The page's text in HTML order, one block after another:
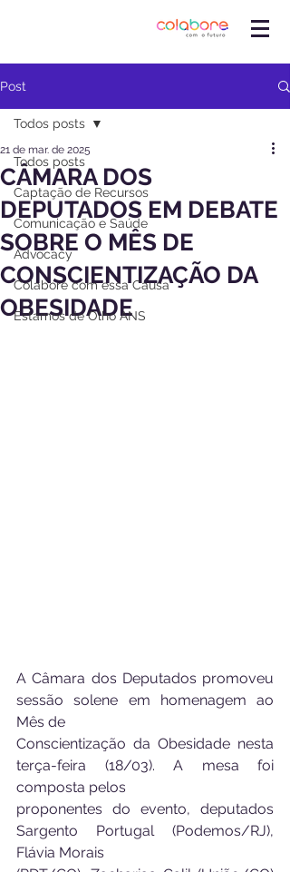
Post
Todos posts
Captação de Recursos
Comunicação e Saúde
Advocacy
Colabore com essa Causa
Estamos de Olho ANS
Todos posts
CÂMARA DOS
DEPUTADOS EM DEBATE
SOBRE O MÊS DE
CONSCIENTIZAÇÃO DA
OBESIDADE
21 de mar. de 2025
A Câmara dos Deputados promoveu
sessão solene em homenagem ao
Mês de
Conscientização da Obesidade nesta
terça-feira (18/03). A mesa foi
composta pelos
proponentes do evento, deputados
Sargento Portugal (Podemos/RJ),
Flávia Morais